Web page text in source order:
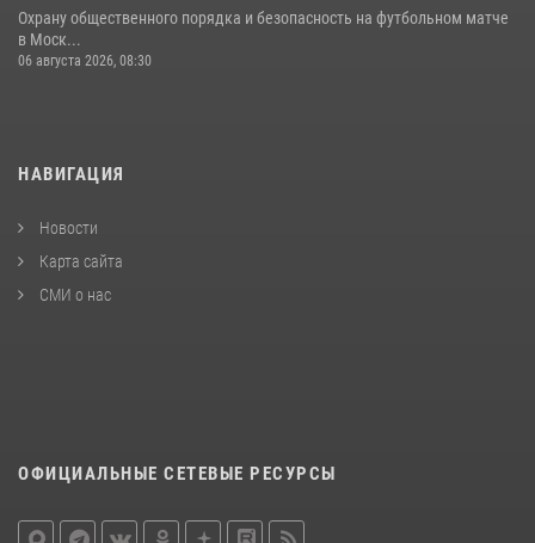
Охрану общественного порядка и безопасность на футбольном матче
в Моск...
06 августа 2026, 08:30
НАВИГАЦИЯ
Новости
Карта сайта
СМИ о нас
ОФИЦИАЛЬНЫЕ СЕТЕВЫЕ РЕСУРСЫ